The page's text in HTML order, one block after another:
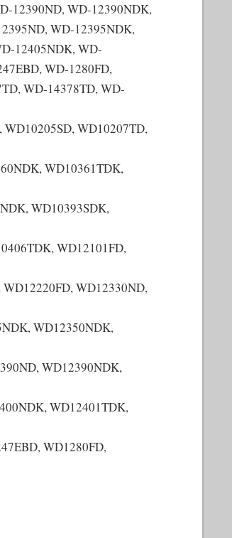
12390ND, WD-12390NDK,
WD-12395NDK,
12405NDK, WD-
WD-1280FD,
WD-14378TD, WD-
WD10207TD,
WD10361TDK,
WD10393SDK,
WD12101FD,
WD12330ND,
WD12350NDK,
WD12390NDK,
WD12401TDK,
WD1280FD,